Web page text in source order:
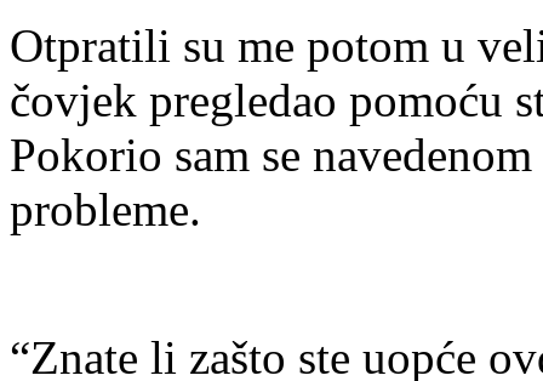
Otpratili su me potom u
čovjek pregledao pomoću
Pokorio sam se
probleme.
“Znate li zašto ste uopće